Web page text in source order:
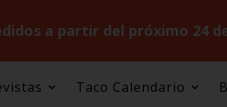
a partir del próximo 24
Taco Calendario